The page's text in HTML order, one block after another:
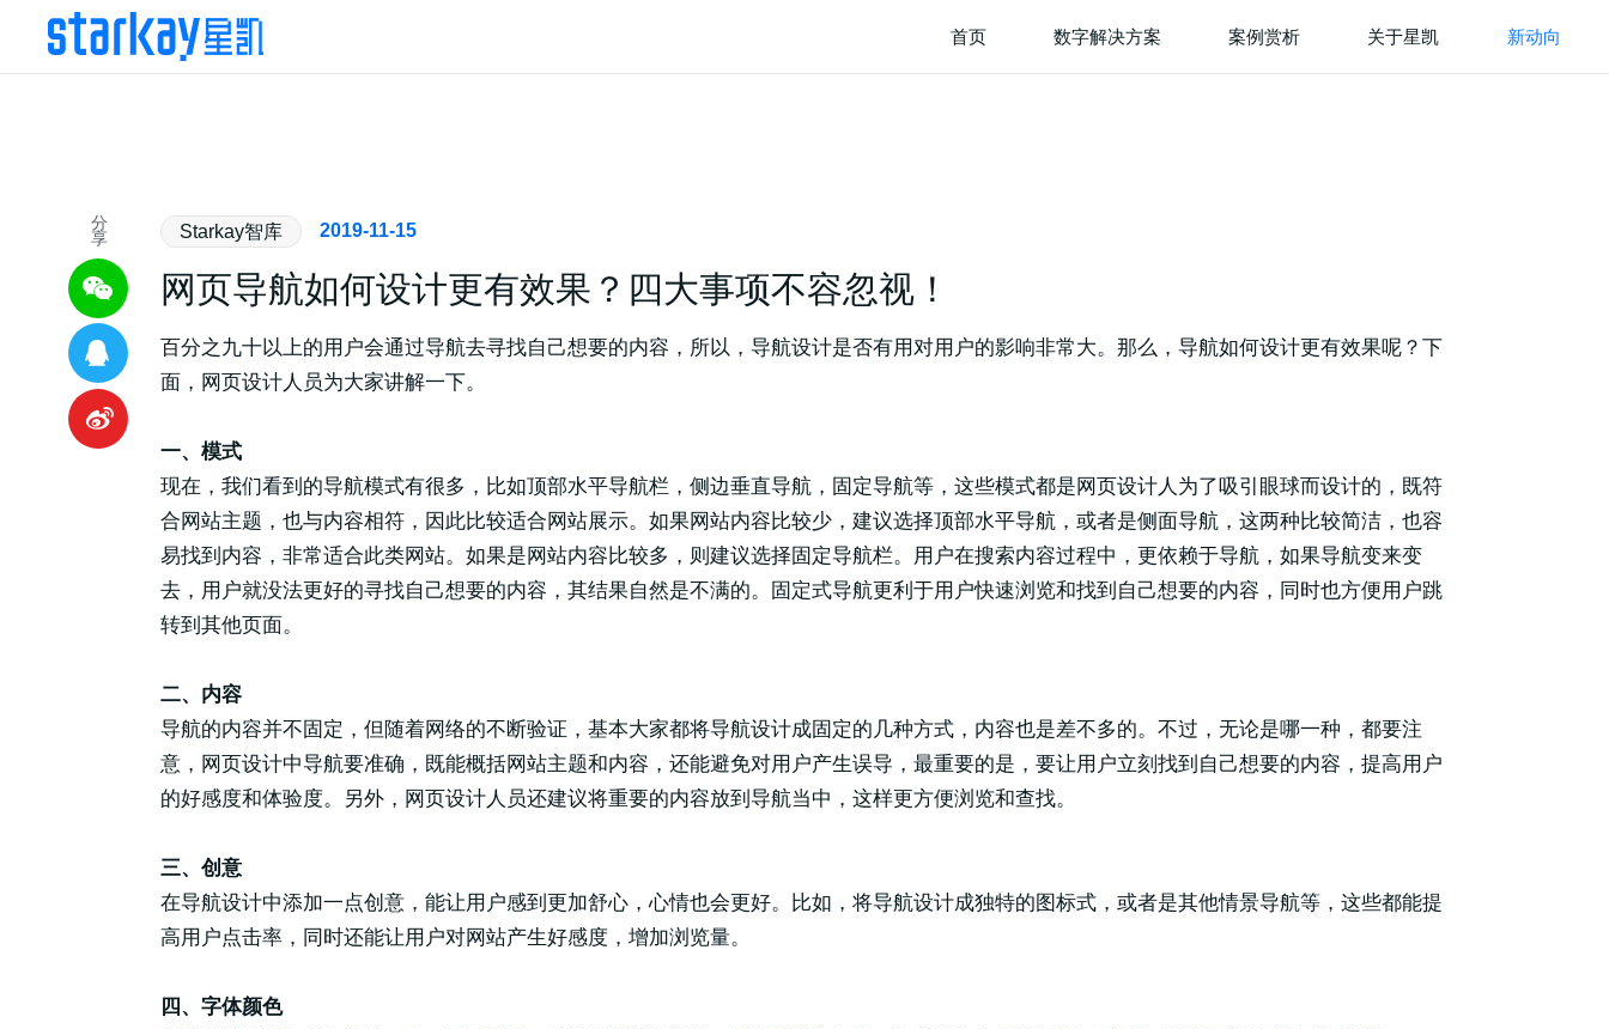
首页 数字解决方案 案例赏析 关于星凯 新动向
分
享
Starkay智库 2019-11-15
网页导航如何设计更有效果？四大事项不容忽视！
百分之九十以上的用户会通过导航去寻找自己想要的内容，所以，导航设计是否有用对用户的影响非常大。那么，导航如何设计更有效果呢？下
面，网页设计人员为大家讲解一下。
一、模式
现在，我们看到的导航模式有很多，比如顶部水平导航栏，侧边垂直导航，固定导航等，这些模式都是网页设计人为了吸引眼球而设计的，既符
合网站主题，也与内容相符，因此比较适合网站展示。如果网站内容比较少，建议选择顶部水平导航，或者是侧面导航，这两种比较简洁，也容
易找到内容，非常适合此类网站。如果是网站内容比较多，则建议选择固定导航栏。用户在搜索内容过程中，更依赖于导航，如果导航变来变
去，用户就没法更好的寻找自己想要的内容，其结果自然是不满的。固定式导航更利于用户快速浏览和找到自己想要的内容，同时也方便用户跳
转到其他页面。
二、内容
导航的内容并不固定，但随着网络的不断验证，基本大家都将导航设计成固定的几种方式，内容也是差不多的。不过，无论是哪一种，都要注
意，网页设计中导航要准确，既能概括网站主题和内容，还能避免对用户产生误导，最重要的是，要让用户立刻找到自己想要的内容，提高用户
的好感度和体验度。另外，网页设计人员还建议将重要的内容放到导航当中，这样更方便浏览和查找。
三、创意
在导航设计中添加一点创意，能让用户感到更加舒心，心情也会更好。比如，将导航设计成独特的图标式，或者是其他情景导航等，这些都能提
高用户点击率，同时还能让用户对网站产生好感度，增加浏览量。
四、字体颜色